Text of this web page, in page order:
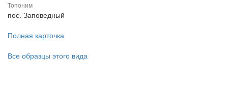
Топоним
пос. Заповедный
Полная карточка
Все образцы этого вида